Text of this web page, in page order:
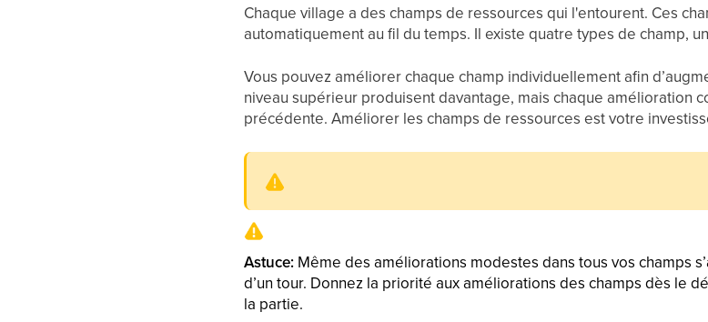
Chaque village a des champs de ressources qui l'entourent. Ces
automatiquement au fil du temps. Il existe quatre types de champ,
Vous pouvez améliorer chaque champ individuellement afin
niveau supérieur produisent davantage, mais chaque amélioration
précédente. Améliorer les champs de ressources est votre
Astuce: Même des améliorations modestes dans tous vos champs
d’un tour. Donnez la priorité aux améliorations des champs dès le
la partie.